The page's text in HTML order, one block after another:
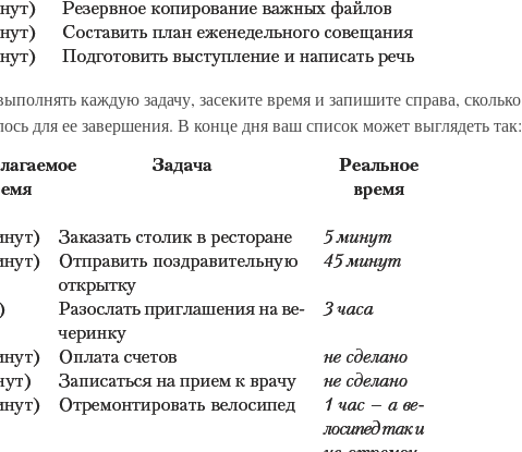
каждую задачу, засеките время и запишите справа, сколько
для ее завершения. В конце дня ваш список может выглядеть так: